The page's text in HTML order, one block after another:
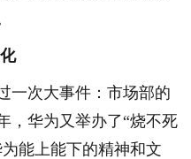
次大事件：市场部的
，华为又举办了“烧不死
能上能下的精神和文